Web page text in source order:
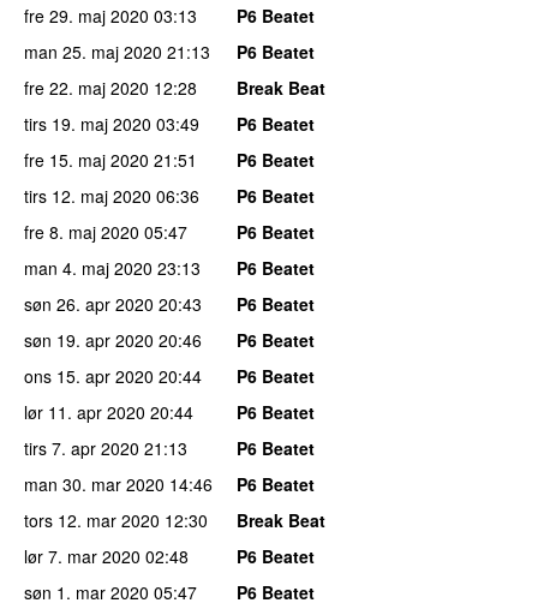
fre 29. maj 2020 03:13
P6 Beatet
man 25. maj 2020 21:13
P6 Beatet
fre 22. maj 2020 12:28
Break Beat
tirs 19. maj 2020 03:49
P6 Beatet
fre 15. maj 2020 21:51
P6 Beatet
tirs 12. maj 2020 06:36
P6 Beatet
fre 8. maj 2020 05:47
P6 Beatet
man 4. maj 2020 23:13
P6 Beatet
søn 26. apr 2020 20:43
P6 Beatet
søn 19. apr 2020 20:46
P6 Beatet
ons 15. apr 2020 20:44
P6 Beatet
lør 11. apr 2020 20:44
P6 Beatet
tirs 7. apr 2020 21:13
P6 Beatet
man 30. mar 2020 14:46
P6 Beatet
tors 12. mar 2020 12:30
Break Beat
lør 7. mar 2020 02:48
P6 Beatet
søn 1. mar 2020 05:47
P6 Beatet